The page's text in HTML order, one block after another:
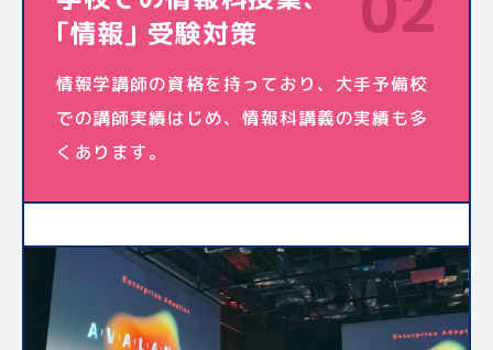
｢情報｣ 受験対策
情報学講師の資格を持っており、大手予備校
での講師実績はじめ、情報科講義の実績も多
くあります。